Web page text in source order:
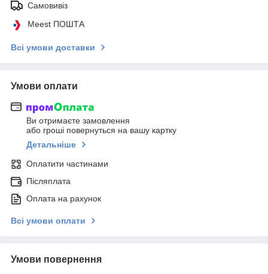
Самовивіз
Meest ПОШТА
Всі умови доставки
Умови оплати
Ви отримаєте замовлення
або гроші повернуться на вашу картку
Детальніше
Оплатити частинами
Післяплата
Оплата на рахунок
Всі умови оплати
Умови повернення